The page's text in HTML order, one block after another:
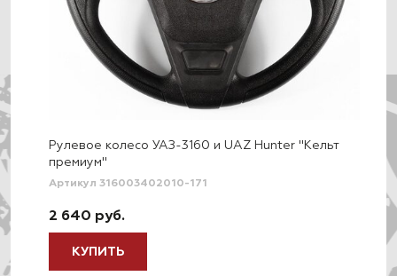
Рулевое колесо УАЗ-3160 и UAZ Hunter "Кельт
премиум"
Артикул 316003402010-171
2 640 руб.
КУПИТЬ